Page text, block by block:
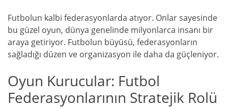
Futbolun kalbi federasyonlarda atıyor. Onlar sayesinde
bu güzel oyun, dünya genelinde milyonlarca insanı bir
araya getiriyor. Futbolun büyüsü, federasyonların
sağladığı düzen ve organizasyon ile daha da güçleniyor.
Oyun Kurucular: Futbol
Federasyonlarının Stratejik Rolü